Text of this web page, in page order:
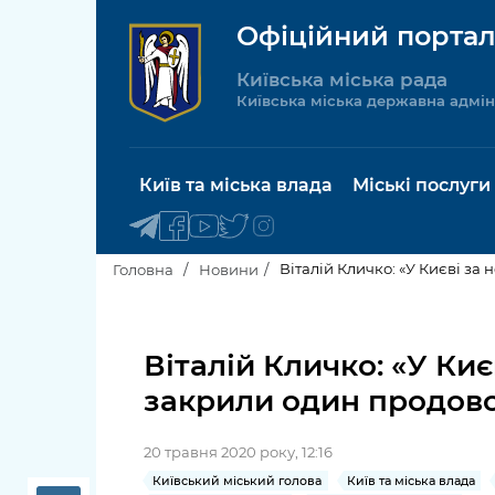
Офіційний
Київська міська рада
Київська міська державна
Київ та міська влада
Київська міська рада
Керівництво КМДА
Міські послуги
послуги
Пільги,
Паспорт,
Головна Новини Віталій Кличко: «У Києві
Віталій Кличко: «У
закрили один
20 травня 2020 року, 12:16
Київський міський голова Київ та міська влада